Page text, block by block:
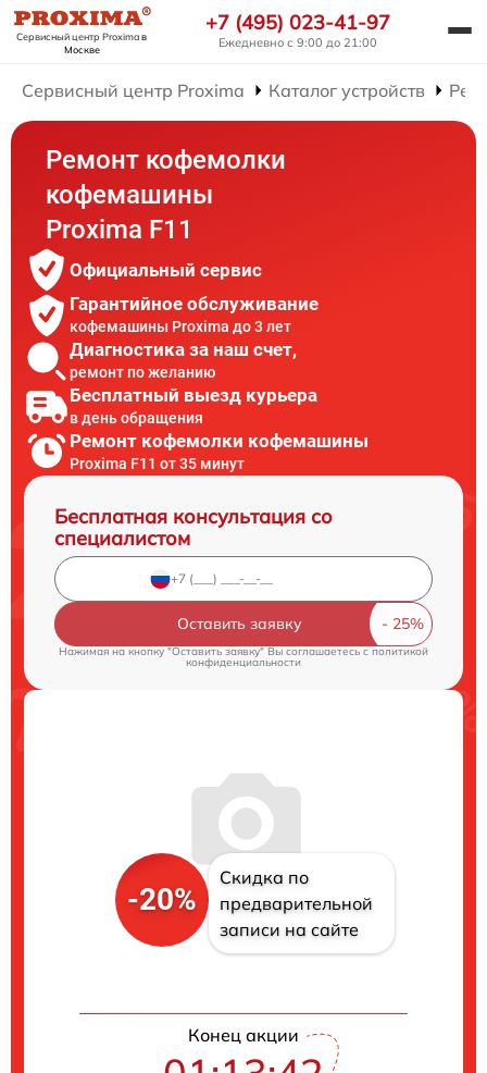
Сервисный центр Proximaв
Москве
+7 (495) 023-41-97
Ежедневно с 9:00 до 21:00
Сервисный центр Proxima Каталог устройств
Ремонт кофемолки
кофемашины
Proxima F11
Официальный сервис
Гарантийное обслуживание
кофемашины Proxima до 3 лет
Диагностика за наш счет,
ремонт по желанию
Бесплатный выезд курьера
в день обращения
Ремонт кофемолки кофемашины
Proxima F11 от 35 минут
Бесплатная консультация со
специалистом
Оставить заявку
Нажимая на кнопку "Оставить заявку" Вы соглашаетесь cполитикой
конфиденциальности
-20%
Скидка по
предварительной
записи на сайте
Конец акции